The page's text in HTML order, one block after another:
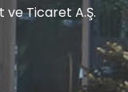
ve Ticaret A.Ş.